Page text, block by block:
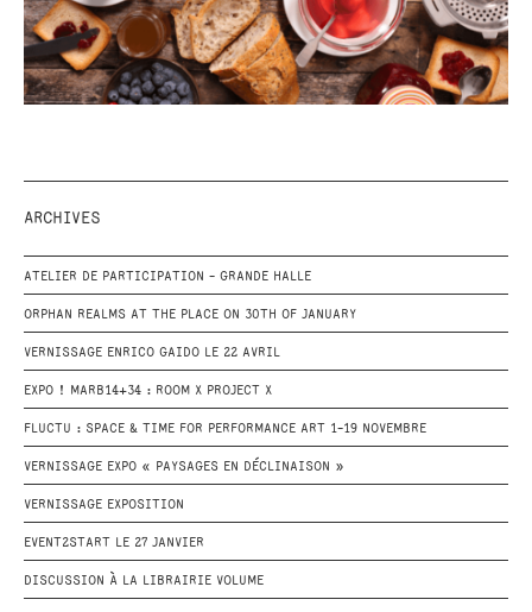
ARCHIVES
ATELIER DE PARTICIPATION - GRANDE HALLE
ORPHAN REALMS AT THE PLACE ON 30TH OF JANUARY
VERNISSAGE ENRICO GAIDO LE 22 AVRIL
EXPO ! MARB14+34 : ROOM X PROJECT X
FLUCTU : SPACE & TIME FOR PERFORMANCE ART 1-19 NOVEMBRE
VERNISSAGE EXPO « PAYSAGES EN DÉCLINAISON »
VERNISSAGE EXPOSITION
EVENT2START LE 27 JANVIER
DISCUSSION À LA LIBRAIRIE VOLUME